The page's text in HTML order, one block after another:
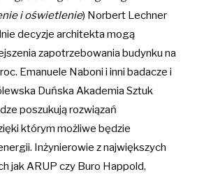
i oświetlenie) Norbert Lechner
decyzje architekta mogą
zapotrzebowania budynku na
Emanuele Naboni i inni badacze i
Duńska Akademia Sztuk
poszukują rozwiązań
którym możliwe będzie
Inżynierowie z największych
jak ARUP czy Buro Happold,